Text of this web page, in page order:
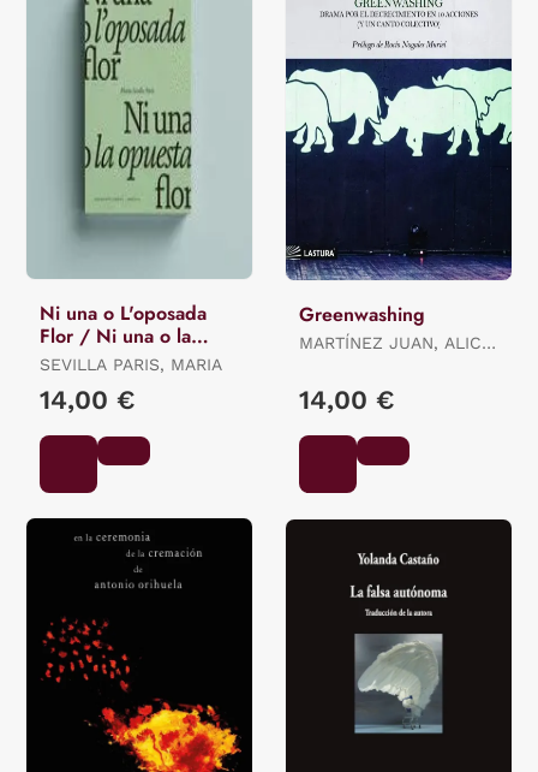
Ni una o L'oposada
Flor / Ni una o la
Opuesta Flor.
SEVILLA PARIS, MARIA
14,00 €
Greenwashing
MARTÍNEZ JUAN, ALICIA
14,00 €